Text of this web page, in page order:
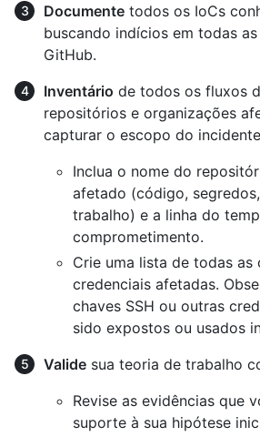
Documente todos os IoCs
buscando indícios em todas
GitHub.
Inventário de todos os fluxos
repositórios e organizações
capturar o escopo do
Inclua o nome do
afetado (código,
trabalho) e a linha do
comprometimento.
Crie uma lista de todas as
credenciais afetadas.
chaves SSH ou outras
sido expostos ou usados
Valide sua teoria de trabalho
Revise as evidências que
suporte à sua hipótese